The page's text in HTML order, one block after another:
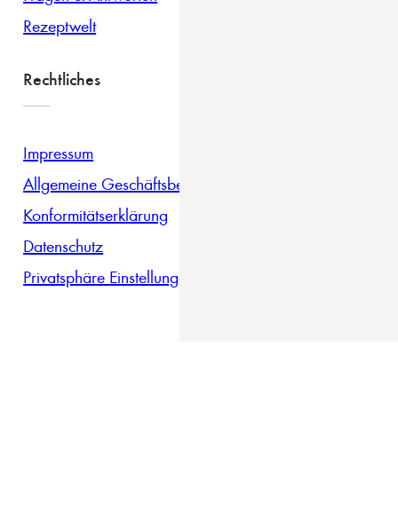
Rezeptwelt
Rechtliches
Impressum
Allgemeine Geschäftsbedingungen
Konformitätserklärung
Datenschutz
Privatsphäre Einstellungen